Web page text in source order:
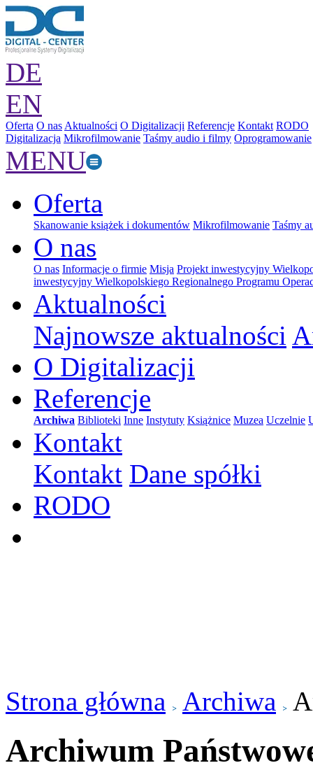
DE
EN
Oferta O nas Aktualności O Digitalizacji Referencje Kontakt RODO
Digitalizacja Mikrofilmowanie Taśmy audio i filmy Oprogramowanie
MENU
Oferta
Skanowanie książek i dokumentów Mikrofilmowanie Taśmy
O nas
O nas Informacje o firmie Misja Projekt inwestycyjny
inwestycyjny Wielkopolskiego Regionalnego Programu
Aktualności
Najnowsze aktualności
O Digitalizacji
Referencje
Archiwa Biblioteki Inne Instytuty Książnice Muzea Uczelnie
Kontakt
Kontakt Dane spółki
RODO
Strona główna Archiwa
Archiwum